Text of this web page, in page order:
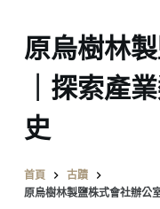
原烏樹林
｜探索產
史
首頁
古蹟
原烏樹林製鹽株式會社辦公